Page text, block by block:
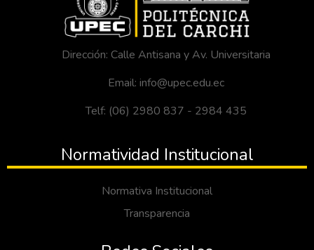
Dirección: Calle Antisana y Av. Universitaria
Email: info@upec.edu.ec
Telf: (06) 2980 837 - 2984 435
Normatividad Institucional
Normativa Institucional
Transparencia